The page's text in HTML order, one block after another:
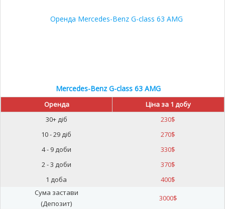
Mercedes-Benz G-class 63 AMG
Оренда
Ціна за 1 добу
30+ діб
230$
10 - 29 діб
270$
4 - 9 доби
330$
2 - 3 доби
370$
1 доба
400$
Сума застави
(Депозит)
3000$